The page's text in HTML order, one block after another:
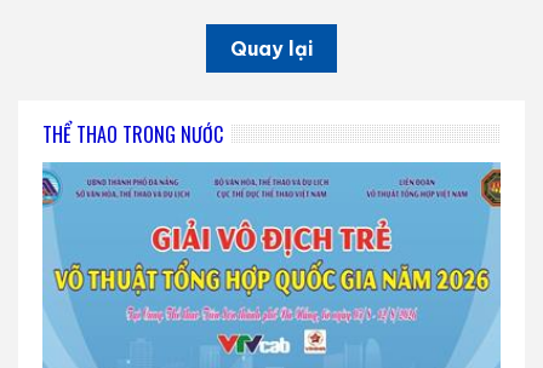
Quay lại
THỂ THAO TRONG NƯỚC